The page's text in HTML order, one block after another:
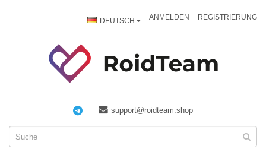
DEUTSCH ANMELDEN REGISTRIERUNG
support@roidteam.shop